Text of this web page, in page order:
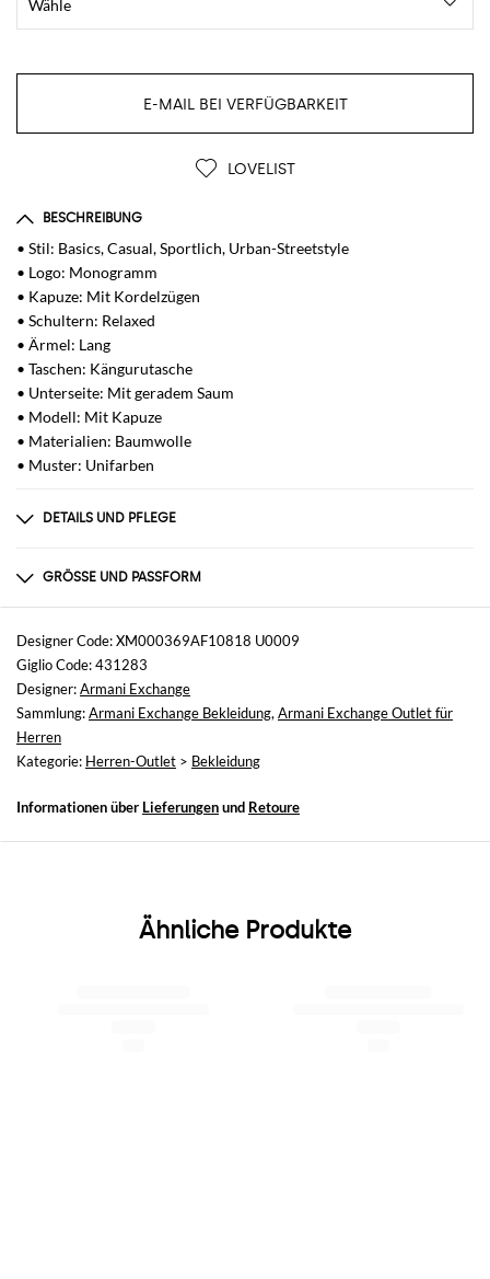
E-MAIL BEI VERFÜGBARKEIT
LOVELIST
BESCHREIBUNG
• Stil: Basics, Casual, Sportlich, Urban-Streetstyle
• Logo: Monogramm
• Kapuze: Mit Kordelzügen
• Schultern: Relaxed
• Ärmel: Lang
• Taschen: Kängurutasche
• Unterseite: Mit geradem Saum
• Modell: Mit Kapuze
• Materialien: Baumwolle
• Muster: Unifarben
DETAILS UND PFLEGE
79% COTTON, 17% POLYESTER, 4% ELASTANE
GRÖSSE UND PASSFORM
Größen
nicht verfügbar
Größe und Passform
Relaxed-Fit
Designer Code: XM000369AF10818 U0009
Giglio Code: 431283
Designer:Armani Exchange
Sammlung:Armani Exchange Bekleidung, Armani Exchange Outlet für
Herren
Kategorie: Herren-Outlet > Bekleidung
Informationen über Lieferungenund Retoure
Ähnliche Produkte